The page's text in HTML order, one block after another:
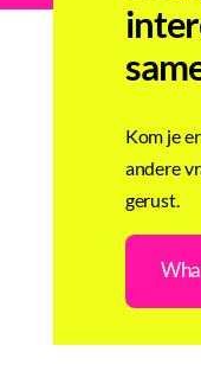
Kom je
andere
gerust.